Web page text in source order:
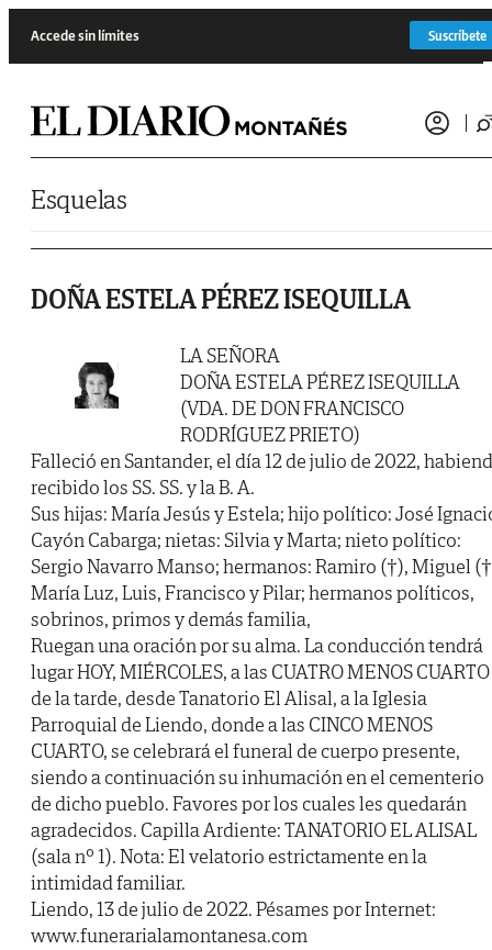
Accede sin límites Suscríbete
Esquelas
DOÑA ESTELA PÉREZ ISEQUILLA
LA SEÑORA
DOÑA ESTELA PÉREZ ISEQUILLA
(VDA. DE DON FRANCISCO
RODRÍGUEZ PRIETO)
Falleció en Santander, el día 12 de julio de 2022,
recibido los SS. SS. y la B. A.
Sus hijas: María Jesús y Estela; hijo político: José
Cayón Cabarga; nietas: Silvia y Marta; nieto político:
Sergio Navarro Manso; hermanos: Ramiro (†), Miguel
María Luz, Luis, Francisco y Pilar; hermanos políticos,
sobrinos, primos y demás familia,
Ruegan una oración por su alma. La conducción tendrá
lugar HOY, MIÉRCOLES, a las CUATRO MENOS CUARTO
de la tarde, desde Tanatorio El Alisal, a la Iglesia
Parroquial de Liendo, donde a las CINCO MENOS
CUARTO, se celebrará el funeral de cuerpo presente,
siendo a continuación su inhumación en el cementerio
de dicho pueblo. Favores por los cuales les quedarán
agradecidos. Capilla Ardiente: TANATORIO EL ALISAL
(sala nº 1). Nota: El velatorio estrictamente en la
intimidad familiar.
Liendo, 13 de julio de 2022. Pésames por Internet:
www.funerarialamontanesa.com